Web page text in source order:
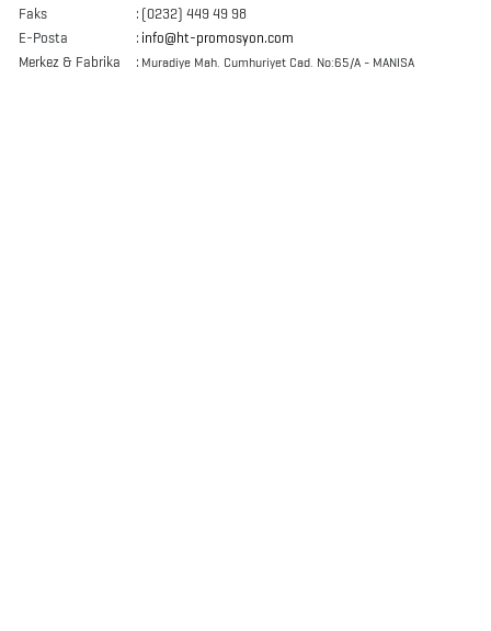
AKSESUARLARI
Faks
: (0232) 449 49 98
E-Posta
: info@ht-promosyon.com
Merkez & Fabrika
: Muradiye Mah. Cumhuriyet Cad. No:65/A - MANISA